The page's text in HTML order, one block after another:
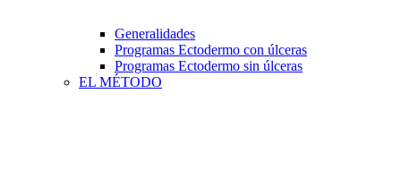
Generalidades
Programas Ectodermo con úlceras
Programas Ectodermo sin úlceras
EL MÉTODO